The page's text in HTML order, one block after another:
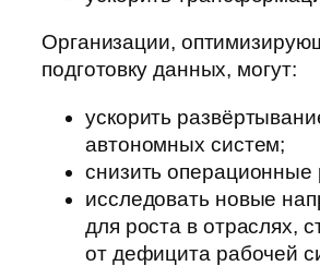
Организации,
подготовку данных, могут:
ускорить
автономных систем;
снизить операционные
исследовать новые
для роста в отраслях,
от дефицита рабочей